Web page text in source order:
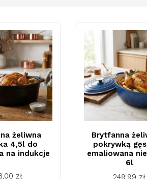
żeliwna
4,5l do
na indukcje
zł
Brytfanna
pokrywką
emaliowana
6l
Cena
249,99 zł